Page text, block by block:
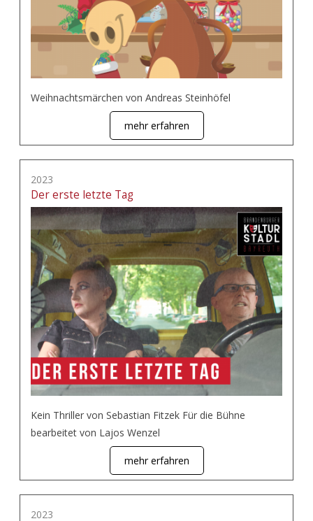
Weihnachtsmärchen von Andreas Steinhöfel
mehr erfahren
2023
Der erste letzte Tag
Kein Thriller von Sebastian Fitzek Für die Bühne
bearbeitet von Lajos Wenzel
mehr erfahren
2023